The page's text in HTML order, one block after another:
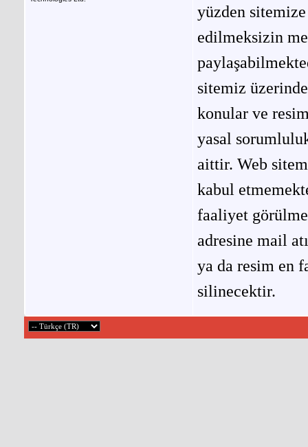
yüzden
edilmeksizin
sitemiz
konular ve
yasal
aittir. Web
kabul
faaliyet
adresine mail
ya da resim en
silinecektir.